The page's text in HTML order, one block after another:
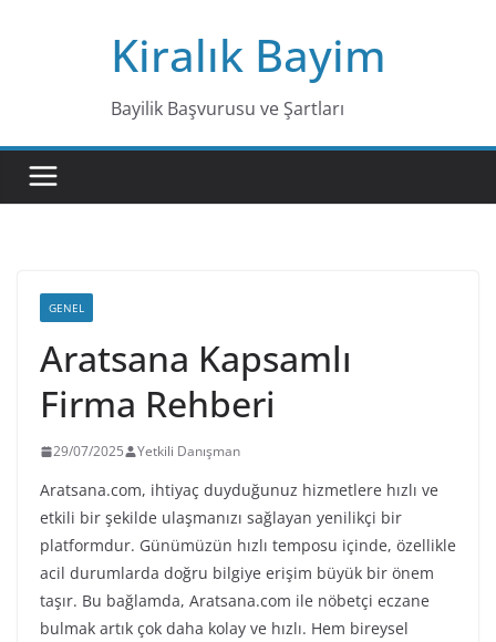
Kiralık Bayim
Bayilik Başvurusu ve Şartları
GENEL
Aratsana Kapsamlı
Firma Rehberi
29/07/2025 Yetkili Danışman
Aratsana.com, ihtiyaç duyduğunuz hizmetlere hızlı ve
etkili bir şekilde ulaşmanızı sağlayan yenilikçi bir
platformdur. Günümüzün hızlı temposu içinde, özellikle
acil durumlarda doğru bilgiye erişim büyük bir önem
taşır. Bu bağlamda, Aratsana.com ile nöbetçi eczane
bulmak artık çok daha kolay ve hızlı. Hem bireysel